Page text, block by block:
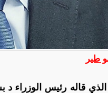
طير
الذي قاله رئيس الوزراء